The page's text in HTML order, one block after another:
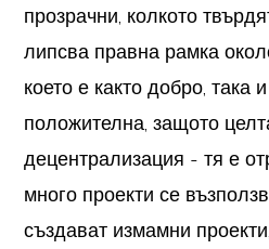
прозрачни, колкото
липсва правна рамка
което е както добро,
положителна, защото
децентрализация - тя е
много проекти се
създават измамни